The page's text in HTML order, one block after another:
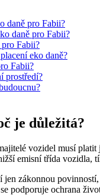
daně pro Fabii?
daně pro Fabii?
pro Fabii?
eko daně?
Fabii?
prostředí?
je důležitá?
vozidel musí
emisní třída vozidla,
jen zákonnou
podporuje ochrana